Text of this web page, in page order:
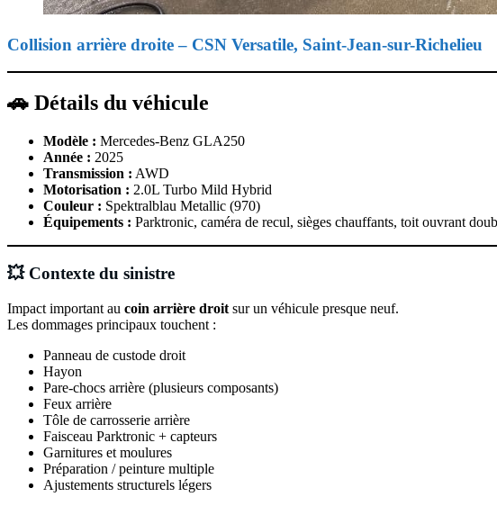
Collision arrière droite – CSN Versatile, Saint-Jean-sur-Richelieu
🚗 Détails du véhicule
Modèle : Mercedes-Benz GLA250
Année : 2025
Transmission : AWD
Motorisation : 2.0L Turbo Mild Hybrid
Couleur : Spektralblau Metallic (970)
Équipements : Parktronic, caméra de recul, sièges chauffants, toit ouvrant
💥 Contexte du sinistre
Impact important au coin arrière droit sur un véhicule presque neuf.
Les dommages principaux touchent :
Panneau de custode droit
Hayon
Pare-chocs arrière (plusieurs composants)
Feux arrière
Tôle de carrosserie arrière
Faisceau Parktronic + capteurs
Garnitures et moulures
Préparation / peinture multiple
Ajustements structurels légers